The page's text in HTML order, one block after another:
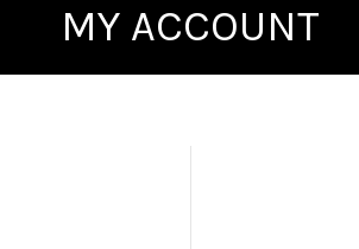
MY ACCOUNT